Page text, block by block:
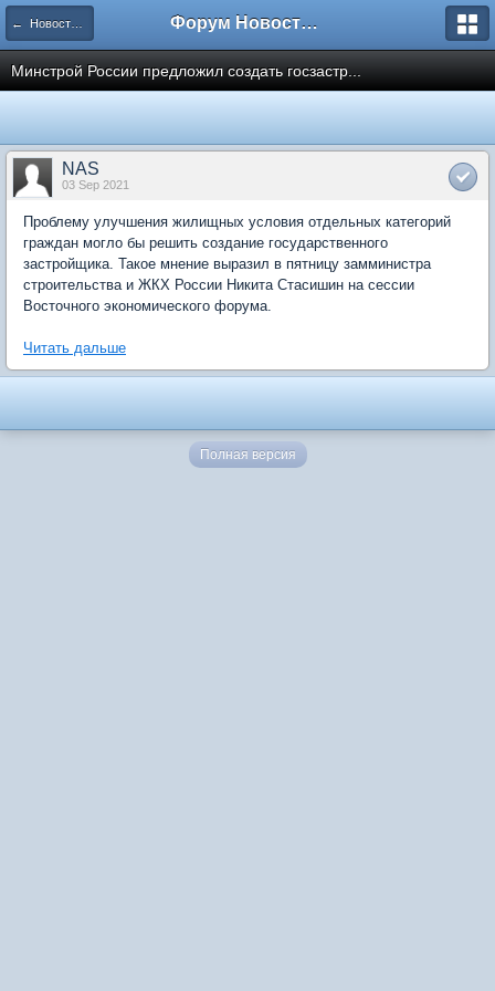
← Новости рынка недвижимости Форум Новостройки
Минстрой России предложил создать госзастр...
NAS
03 Sep 2021
Проблему улучшения жилищных условия отдельных категорий
граждан могло бы решить создание государственного
застройщика. Такое мнение выразил в пятницу замминистра
строительства и ЖКХ России Никита Стасишин на сессии
Восточного экономического форума.
Читать дальше
Полная версия